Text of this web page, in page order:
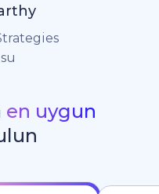
en uygun